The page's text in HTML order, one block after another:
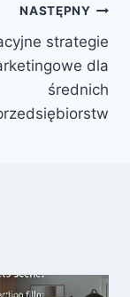
NASTĘPNY
strategie
dla
średnich